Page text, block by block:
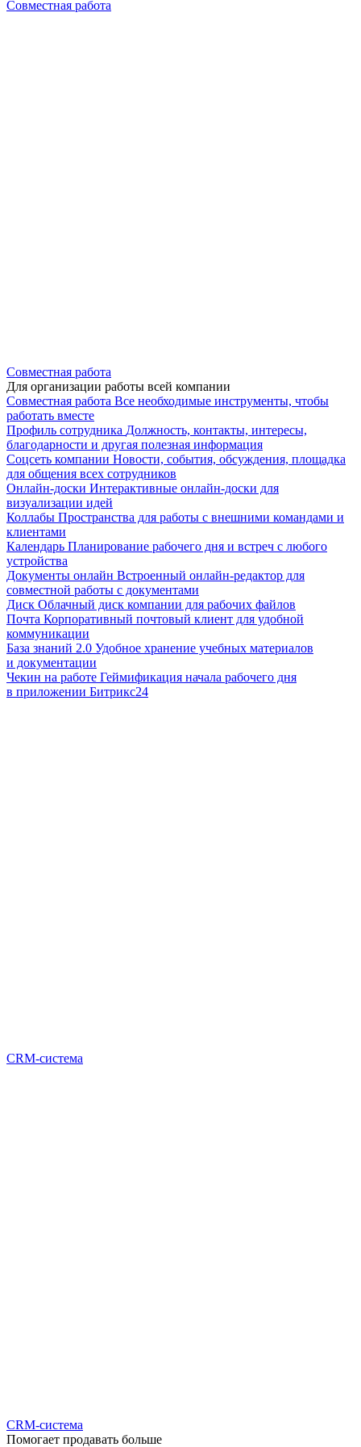
Совместная работа
Совместная работа
Для организации работы всей компании
Совместная работа Все необходимые инструменты, чтобы
работать вместе
Профиль сотрудника Должность, контакты, интересы,
благодарности и другая полезная информация
Соцсеть компании Новости, события, обсуждения, площадка
для общения всех сотрудников
Онлайн-доски Интерактивные онлайн-доски для
визуализации идей
Коллабы Пространства для работы с внешними командами и
клиентами
Календарь Планирование рабочего дня и встреч с любого
устройства
Документы онлайн Встроенный онлайн-редактор для
совместной работы с документами
Диск Облачный диск компании для рабочих файлов
Почта Корпоративный почтовый клиент для удобной
коммуникации
База знаний 2.0 Удобное хранение учебных материалов
и документации
Чекин на работе Геймификация начала рабочего дня
в приложении Битрикс24
CRM-система
CRM-система
Помогает продавать больше